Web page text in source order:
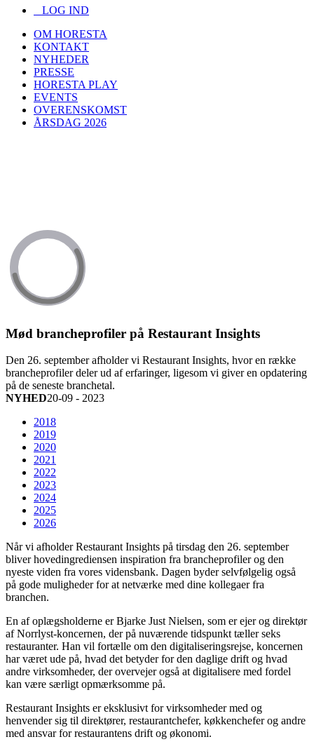
LOG IND
OM HORESTA
KONTAKT
NYHEDER
PRESSE
HORESTA PLAY
EVENTS
OVERENSKOMST
ÅRSDAG 2026
Mød brancheprofiler på Restaurant Insights
Den 26. september afholder vi Restaurant Insights, hvor en række
brancheprofiler deler ud af erfaringer, ligesom vi giver en opdatering
på de seneste branchetal.
NYHED20-09 - 2023
2018
2019
2020
2021
2022
2023
2024
2025
2026
Når vi afholder Restaurant Insights på tirsdag den 26. september
bliver hovedingrediensen inspiration fra brancheprofiler og den
nyeste viden fra vores vidensbank. Dagen byder selvfølgelig også
på gode muligheder for at netværke med dine kollegaer fra
branchen.
En af oplægsholderne er Bjarke Just Nielsen, som er ejer og direktør
af Norrlyst-koncernen, der på nuværende tidspunkt tæller seks
restauranter. Han vil fortælle om den digitaliseringsrejse, koncernen
har været ude på, hvad det betyder for den daglige drift og hvad
andre virksomheder, der overvejer også at digitalisere med fordel
kan være særligt opmærksomme på.
Restaurant Insights er eksklusivt for virksomheder med og
henvender sig til direktører, restaurantchefer, køkkenchefer og andre
med ansvar for restaurantens drift og økonomi.